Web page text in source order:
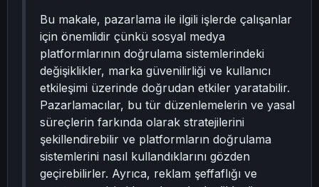
Bu makale, pazarlama ile ilgili işlerde çalışanlar
için önemlidir çünkü sosyal medya
platformlarının doğrulama sistemlerindeki
değişiklikler, marka güvenilirliği ve kullanıcı
etkileşimi üzerinde doğrudan etkiler yaratabilir.
Pazarlamacılar, bu tür düzenlemelerin ve yasal
süreçlerin farkında olarak stratejilerini
şekillendirebilir ve platformların doğrulama
sistemlerini nasıl kullandıklarını gözden
geçirebilirler. Ayrıca, reklam şeffaflığı ve